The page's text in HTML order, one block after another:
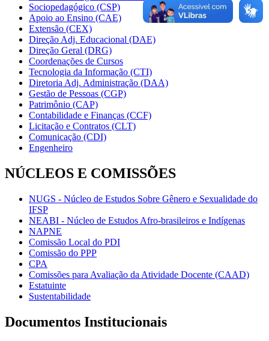
Sociopedagógico (CSP)
Apoio ao Ensino (CAE)
Extensão (CEX)
Direção Adj. Educacional (DAE)
Direção Geral (DRG)
Coordenações de Cursos
Tecnologia da Informação (CTI)
Diretoria Adj. Administração (DAA)
Gestão de Pessoas (CGP)
Patrimônio (CAP)
Contabilidade e Finanças (CCF)
Licitação e Contratos (CLT)
Comunicação (CDI)
Engenheiro
NÚCLEOS E COMISSÕES
NUGS - Núcleo de Estudos Sobre Gênero e Sexualidade do
IFSP
NEABI - Núcleo de Estudos Afro-brasileiros e Indígenas
NAPNE
Comissão Local do PDI
Comissão do PPP
CPA
Comissões para Avaliação da Atividade Docente (CAAD)
Estatuinte
Sustentabilidade
Documentos Institucionais